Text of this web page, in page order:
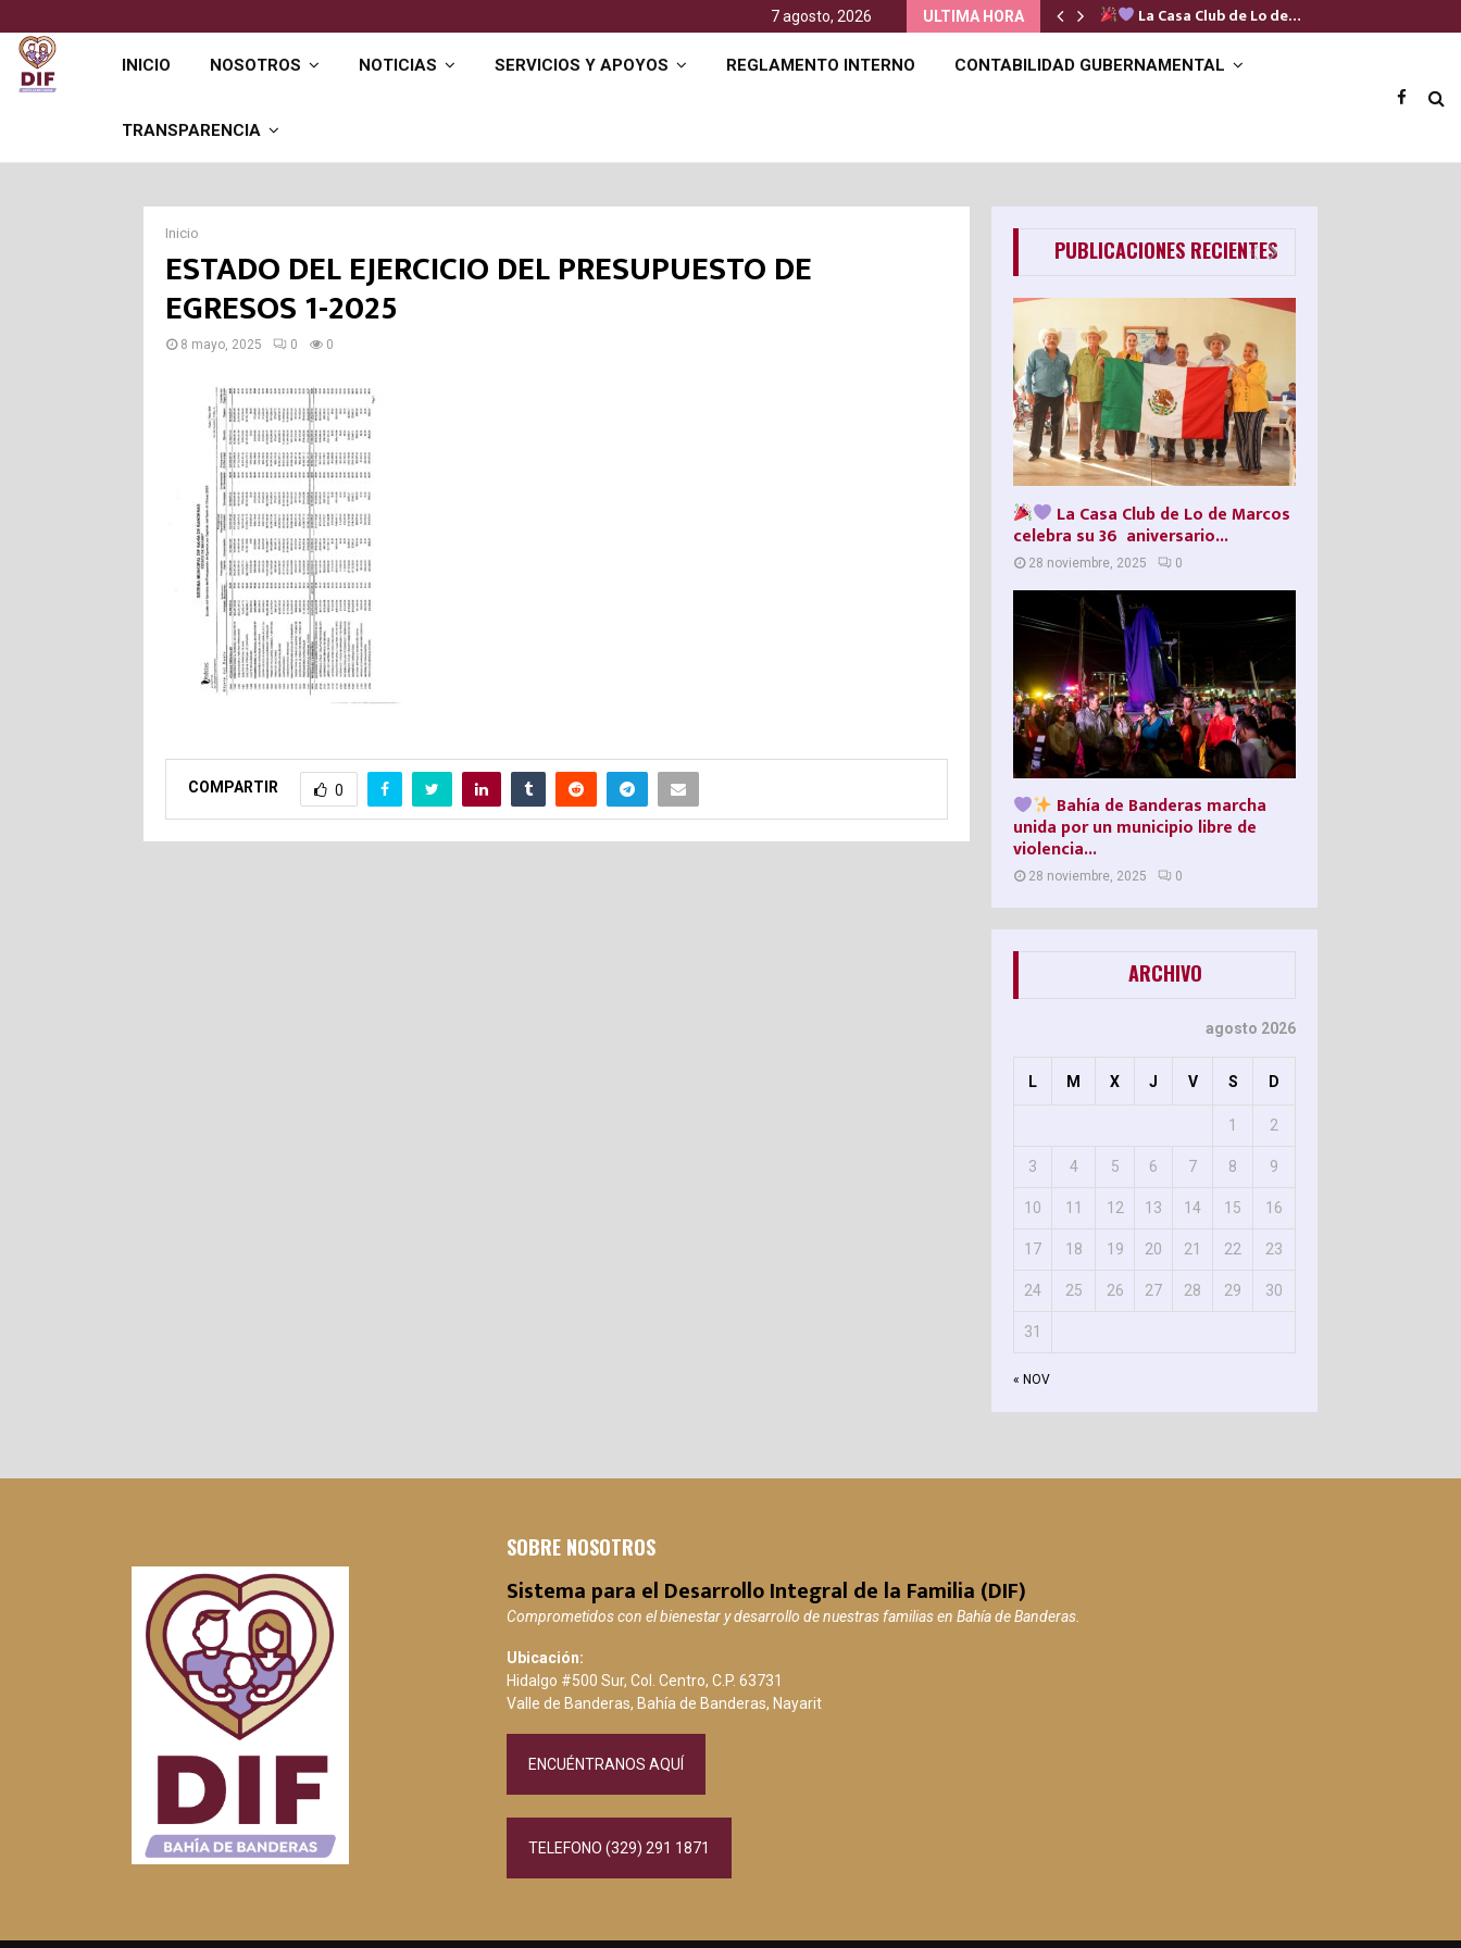
7 agosto, 2026 ULTIMA HORA
Jornada de convivencia y entrega de… La Casa Club de Lo de…
INICIO NOSOTROS NOTICIAS SERVICIOS Y APOYOS REGLAMENTO INTERNO CONTABILIDAD GUBERNAMENTAL
TRANSPARENCIA
Inicio
ESTADO DEL EJERCICIO DEL PRESUPUESTO DE
EGRESOS 1-2025
8 mayo, 2025 0 0
COMPARTIR 0
PUBLICACIONES RECIENTES
La Casa Club de Lo de Marcos
celebra su 36º aniversario...
28 noviembre, 2025 0
Bahía de Banderas marcha
unida por un municipio libre de
violencia...
28 noviembre, 2025 0
ARCHIVO
agosto 2026
L M X J V S D
« NOV
1 2
3 4 5 6 7 8 9
10 11 12 13 14 15 16
17 18 19 20 21 22 23
24 25 26 27 28 29 30
31
SOBRE NOSOTROS
Sistema para el Desarrollo Integral de la Familia (DIF)
Comprometidos con el bienestar y desarrollo de nuestras familias en Bahía de Banderas.
Ubicación:
Hidalgo #500 Sur, Col. Centro, C.P. 63731
Valle de Banderas, Bahía de Banderas, Nayarit
ENCUÉNTRANOS AQUÍ
TELEFONO (329) 291 1871